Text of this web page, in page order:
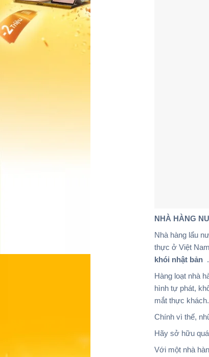
NHÀ HÀNG
Nhà hàng lẩu
thực ở Việt
khói nhật bản
Hàng loạt nhà
hình tự phát,
mắt thực khách.
Chính vì thế,
Hãy sở hữu
Với một nhà